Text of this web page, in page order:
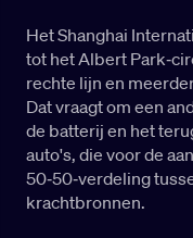
Het Shanghai
tot het Albert
rechte lijn en
Dat vraagt om een
de batterij en het
auto's, die voor de
50‑50‑verdeling
krachtbronnen.